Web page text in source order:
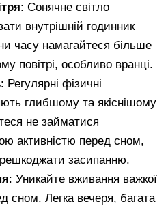
: Сонячне світло
внутрішній годинник
часу намагайтеся більше
повітрі, особливо вранці.
: Регулярні фізичні
глибшому та якіснішому
не займатися
активністю перед сном,
засипанню.
: Уникайте вживання важкої
сном. Легка вечеря, багата